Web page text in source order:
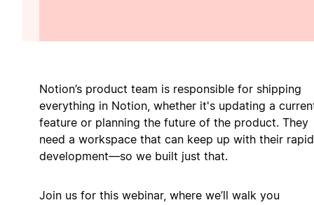
Notion’s product team is responsible for shipping
everything in Notion, whether it's updating a
feature or planning the future of the product. They
need a workspace that can keep up with their rapid
development—so we built just that.
Join us for this webinar, where we’ll walk you